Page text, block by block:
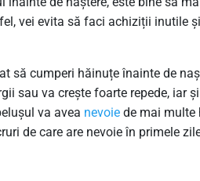
vei evita să faci achiziții inutile
să cumperi hăinuțe înainte de
sau va crește foarte repede, iar
va avea nevoie de mai multe
de care are nevoie în primele